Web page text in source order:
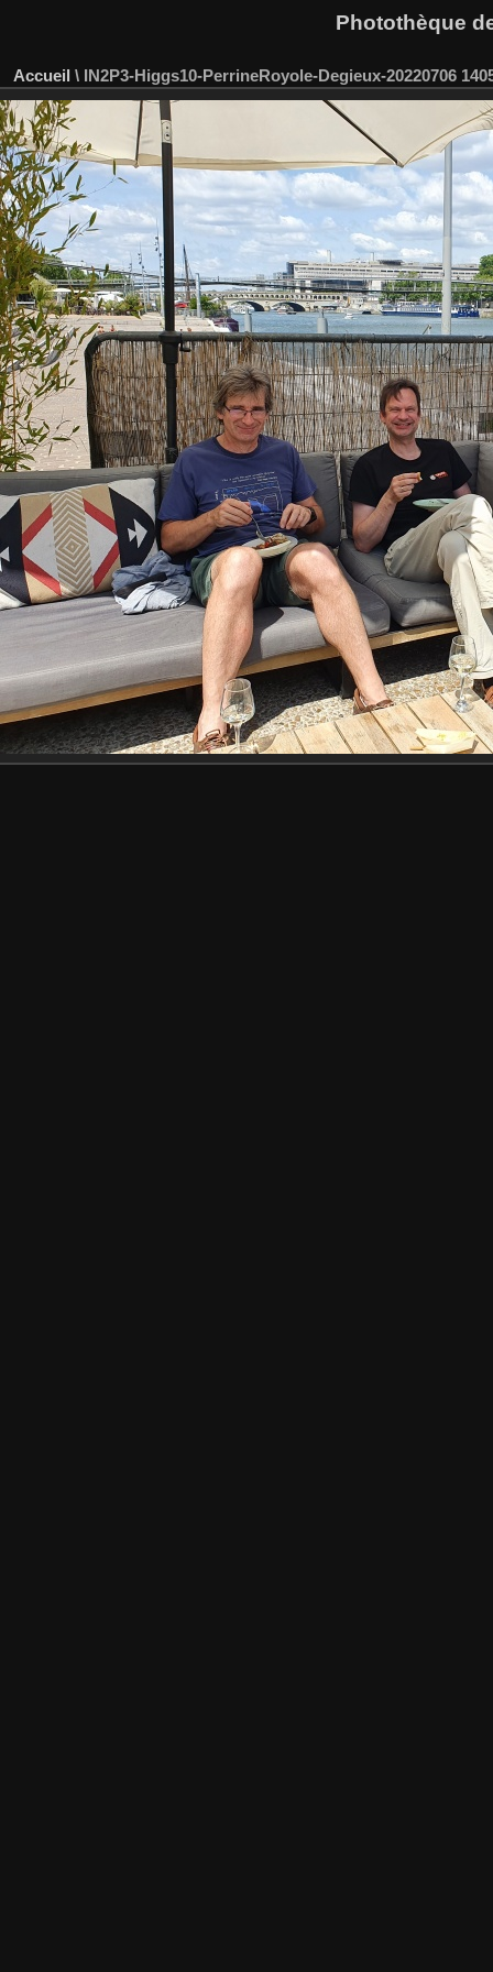
Photothèque
Accueil \ IN2P3-Higgs10-PerrineRoyole-Degieux-20220706